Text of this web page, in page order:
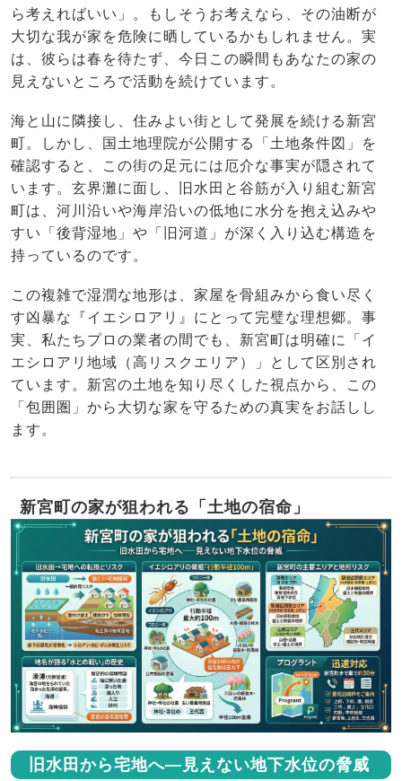
ら考えればいい」。もしそうお考えなら、その油断が
大切な我が家を危険に晒しているかもしれません。実
は、彼らは春を待たず、今日この瞬間もあなたの家の
見えないところで活動を続けています。
海と山に隣接し、住みよい街として発展を続ける新宮
町。しかし、国土地理院が公開する「土地条件図」を
確認すると、この街の足元には厄介な事実が隠されて
います。玄界灘に面し、旧水田と谷筋が入り組む新宮
町は、河川沿いや海岸沿いの低地に水分を抱え込みや
すい「後背湿地」や「旧河道」が深く入り込む構造を
持っているのです。
この複雑で湿潤な地形は、家屋を骨組みから食い尽く
す凶暴な『イエシロアリ』にとって完璧な理想郷。事
実、私たちプロの業者の間でも、新宮町は明確に「イ
エシロアリ地域（高リスクエリア）」として区別され
ています。新宮の土地を知り尽くした視点から、この
「包囲圏」から大切な家を守るための真実をお話しし
ます。
新宮町の家が狙われる「土地の宿命」
旧水田から宅地へ―見えない地下水位の脅威